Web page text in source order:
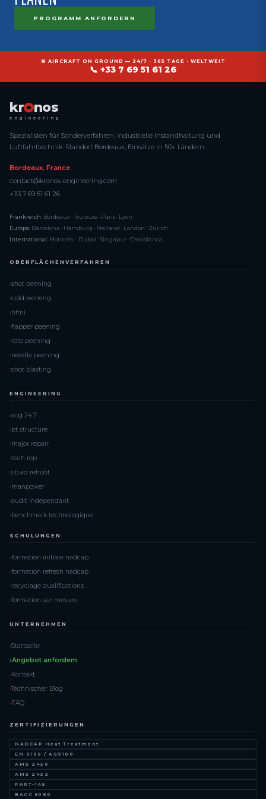
PROGRAMM ANFORDERN
🚨 AIRCRAFT ON GROUND — 24/7 · 365 TAGE · WELTWEIT
📞 +33 7 69 51 61 26
kr nos
engineering
Spezialisten für Sonderverfahren, industrielle Instandhaltung und
Luftfahrttechnik. Standort Bordeaux, Einsätze in 50+ Ländern.
Bordeaux, France
contact@kronos-engineering.com
+33 7 69 51 61 26
Frankreich: Bordeaux · Toulouse · Paris · Lyon
Europa: Barcelona · Hamburg · Mailand · London · Zürich
International: Montreal · Dubai · Singapur · Casablanca
OBERFLÄCHENVERFAHREN
shot peening
cold working
hfmi
flapper peening
roto peening
needle peening
shot blasting
ENGINEERING
aog 24 7
bt structure
major repair
tech rep
sb ad retrofit
manpower
audit independant
benchmark technologique
SCHULUNGEN
formation initiale nadcap
formation refresh nadcap
recyclage qualifications
formation sur mesure
UNTERNEHMEN
Startseite
Angebot anfordern
Kontakt
Technischer Blog
FAQ
ZERTIFIZIERUNGEN
NADCAP Heat Treatment
EN 9100 / AS9100
AMS 2430
AMS 2432
PART-145
BACC 5060